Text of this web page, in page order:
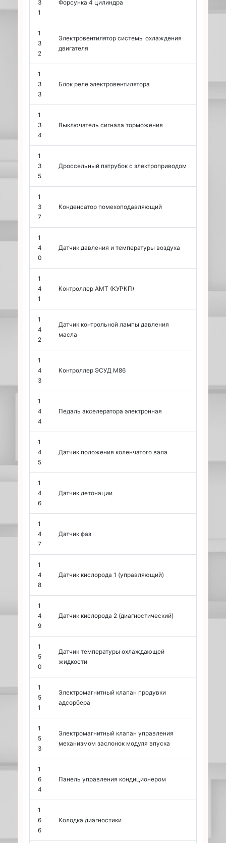
3
1
Форсунка 4 цилиндра
1
3
2
Электровентилятор системы охлаждения
двигателя
1
3
3
Блок реле электровентилятора
1
3
4
Выключатель сигнала торможения
1
3
5
Дроссельный патрубок с электроприводом
1
3
7
Конденсатор помехоподавляющий
1
4
0
Датчик давления и температуры воздуха
1
4
1
Контроллер АМТ (КУРКП)
1
4
2
Датчик контрольной лампы давления
масла
1
4
3
Контроллер ЭСУД М86
1
4
4
Педаль акселератора электронная
1
4
5
Датчик положения коленчатого вала
1
4
6
Датчик детонации
1
4
7
Датчик фаз
1
4
8
Датчик кислорода 1 (управляющий)
1
4
9
Датчик кислорода 2 (диагностический)
1
5
0
Датчик температуры охлаждающей
жидкости
1
5
1
Электромагнитный клапан продувки
адсорбера
1
5
3
Электромагнитный клапан управления
механизмом заслонок модуля впуска
1
6
4
Панель управления кондиционером
1
6
6
Колодка диагностики